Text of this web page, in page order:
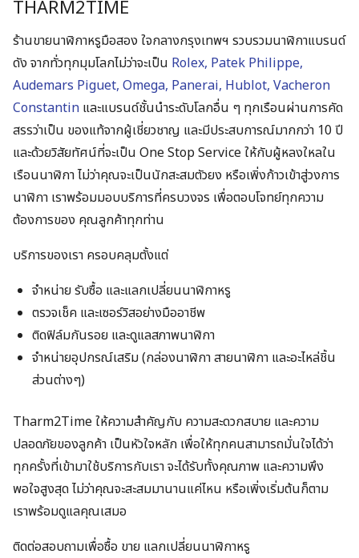
THARM2TIME
ร้านขายนาฬิกาหรูมือสอง ใจกลางกรุงเทพฯ รวบรวมนาฬิกาแบรนด์
ดัง จากทั่วทุกมุมโลกไม่ว่าจะเป็น Rolex, Patek Philippe,
Audemars Piguet, Omega, Panerai, Hublot, Vacheron
Constantin และแบรนด์ชั้นนำระดับโลกอื่น ๆ ทุกเรือนผ่านการคัด
สรรว่าเป็น ของแท้จากผู้เชี่ยวชาญ และมีประสบการณ์มากกว่า 10 ปี
และด้วยวิสัยทัศน์ที่จะเป็น One Stop Service ให้กับผู้หลงใหลใน
เรือนนาฬิกา ไม่ว่าคุณจะเป็นนักสะสมตัวยง หรือเพิ่งก้าวเข้าสู่วงการ
นาฬิกา เราพร้อมมอบบริการที่ครบวงจร เพื่อตอบโจทย์ทุกความ
ต้องการของ คุณลูกค้าทุกท่าน
บริการของเรา ครอบคลุมตั้งแต่
จำหน่าย รับซื้อ และแลกเปลี่ยนนาฬิกาหรู
ตรวจเช็ค และเซอร์วิสอย่างมืออาชีพ
ติดฟิล์มกันรอย และดูแลสภาพนาฬิกา
จำหน่ายอุปกรณ์เสริม (กล่องนาฬิกา สายนาฬิกา และอะไหล่ชิ้น
ส่วนต่างๆ)
Tharm2Time ให้ความสำคัญกับ ความสะดวกสบาย และความ
ปลอดภัยของลูกค้า เป็นหัวใจหลัก เพื่อให้ทุกคนสามารถมั่นใจได้ว่า
ทุกครั้งที่เข้ามาใช้บริการกับเรา จะได้รับทั้งคุณภาพ และความพึง
พอใจสูงสุด ไม่ว่าคุณจะสะสมมานานแค่ไหน หรือเพิ่งเริ่มต้นก็ตาม
เราพร้อมดูแลคุณเสมอ
ติดต่อสอบถามเพื่อซื้อ ขาย แลกเปลี่ยนนาฬิกาหรู